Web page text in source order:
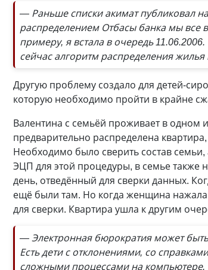
— Раньше списки акимат публиковал
распределением Отбасы банка мы все
примеру, я встала в очередь
сейчас алгоритм распределения жилья
Другую проблему создало для детей-
которую необходимо пройти в крайне
Валентина с семьёй проживает в
предварительно распределена
Необходимо было сверить состав
ЭЦП для этой процедуры, в семье также
день, отведённый для сверки данных.
ещё были там. Но когда женщина нажала
для сверки. Квартира ушла к другим
— Электронная бюрократия может
Есть дети с отклонениями, со
сложными процессами на компьютере.